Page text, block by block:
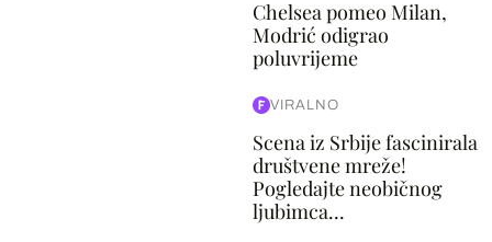
Chelsea pomeo Milan,
Modrić odigrao
poluvrijeme
VIRALNO
Scena iz Srbije fascinirala
društvene mreže!
Pogledajte neobičnog
ljubimca...